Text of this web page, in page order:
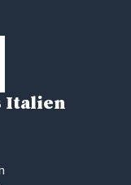
Italien